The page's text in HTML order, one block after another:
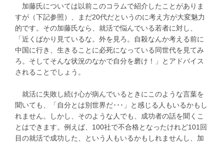
加藤氏については以前このコラムで紹介したことがありま
すが（下記参照）、まだ20代だというのに考え方が大変魅力
的です。その加藤氏なら、就活で悩んでいる若者に対し、
「近くばかり見ているな。外を見ろ。自殺なんか考える前に
中国に行き、生きることに必死になっている同世代を見てみ
ろ。そしてそんな状況のなかで自分を磨け！」とアドバイス
されることでしょう。
就活に失敗し続け心が病んでいるときにこのような言葉を
聞いても、「自分とは別世界だ･･･」と感じる人もいるかもし
れません。しかし、そのような人でも、成功者の話を聞くこ
とはできます。例えば、100社で不合格となったけれど101回
目の就活で成功した、という人もいるかもしれませんし、加